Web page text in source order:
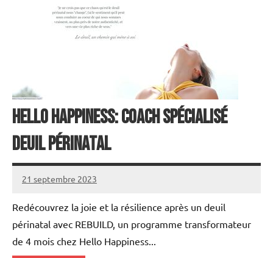
Hello Happiness: Coach spécialisé
deuil périnatal
21 septembre 2023
annuairecoaching
Redécouvrez la joie et la résilience après un deuil
périnatal avec REBUILD, un programme transformateur
de 4 mois chez Hello Happiness...